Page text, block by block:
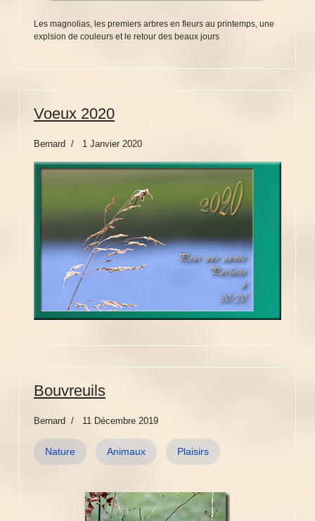
Les magnolias, les premiers arbres en fleurs au printemps, une
explsion de couleurs et le retour des beaux jours
Voeux 2020
Bernard 1 Janvier 2020
Bouvreuils
Bernard 11 Décembre 2019
Nature Animaux Plaisirs